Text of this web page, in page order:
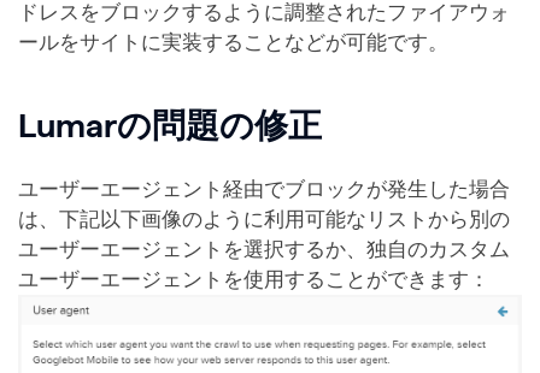
ドレスをブロックするように調整されたファイアウォ
ールをサイトに実装することなどが可能です。
Lumarの問題の修正
ユーザーエージェント経由でブロックが発生した場合
は、下記以下画像のように利用可能なリストから別の
ユーザーエージェントを選択するか、独自のカスタム
ユーザーエージェントを使用することができます：